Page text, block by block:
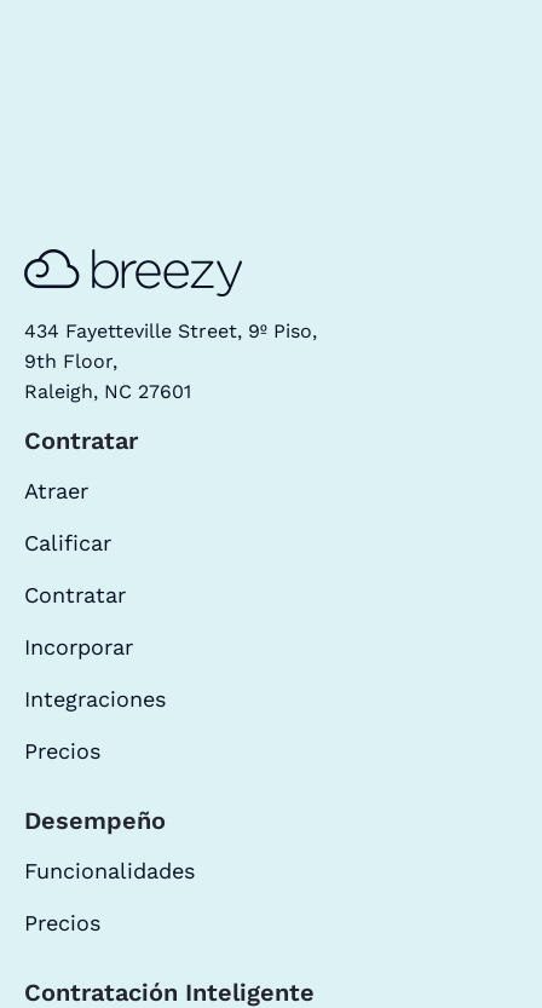
434 Fayetteville Street, 9º Piso,
9th Floor,
Raleigh, NC 27601
Contratar
Atraer
Calificar
Contratar
Incorporar
Integraciones
Precios
Desempeño
Funcionalidades
Precios
Contratación Inteligente